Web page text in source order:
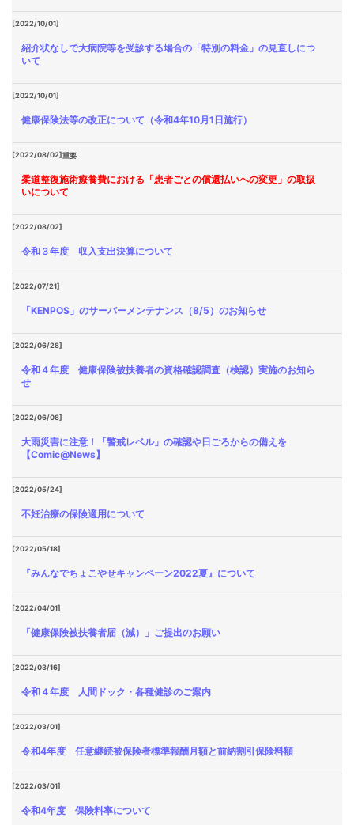
[2022/10/01]
紹介状なしで大病院等を受診する場合の「特別の料金」の見直しにつ
いて
[2022/10/01]
健康保険法等の改正について（令和4年10月1日施行）
[2022/08/02]重要
柔道整復施術療養費における「患者ごとの償還払いへの変更」の取扱
いについて
[2022/08/02]
令和３年度 収入支出決算について
[2022/07/21]
「KENPOS」のサーバーメンテナンス（8/5）のお知らせ
[2022/06/28]
令和４年度 健康保険被扶養者の資格確認調査（検認）実施のお知ら
せ
[2022/06/08]
大雨災害に注意！「警戒レベル」の確認や日ごろからの備えを
【Comic@News】
[2022/05/24]
不妊治療の保険適用について
[2022/05/18]
『みんなでちょこやせキャンペーン2022夏』について
[2022/04/01]
「健康保険被扶養者届（減）」ご提出のお願い
[2022/03/16]
令和４年度 人間ドック・各種健診のご案内
[2022/03/01]
令和4年度 任意継続被保険者標準報酬月額と前納割引保険料額
[2022/03/01]
令和4年度 保険料率について